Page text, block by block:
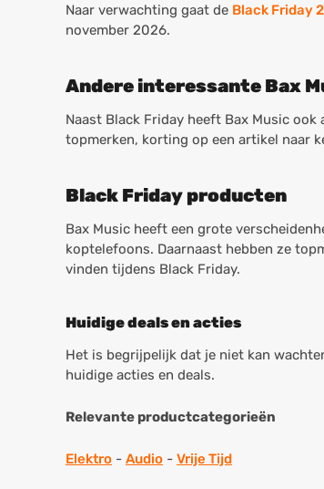
Naar verwachting gaat de Black Friday
november 2026.
Andere interessante Bax
Naast Black Friday heeft Bax Music
topmerken, korting op een artikel naar
Black Friday producten
Bax Music heeft een grote
koptelefoons. Daarnaast hebben ze
vinden tijdens Black Friday.
Huidige deals en acties
Het is begrijpelijk dat je niet kan
huidige acties en deals.
Relevante productcategorieën
Elektro - Audio - Vrije Tijd